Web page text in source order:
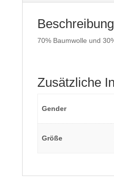
Beschreibung
70% Baumwolle und
Zusätzliche
Gender
Größe